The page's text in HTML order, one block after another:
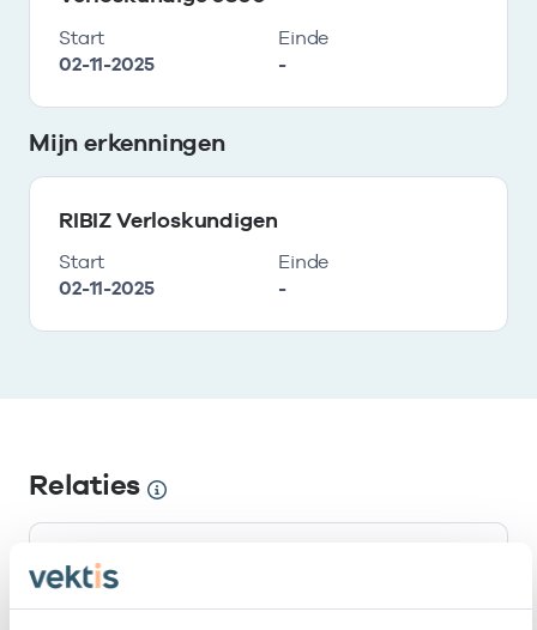
Start
02-11-2025
Einde
-
Mijn erkenningen
RIBIZ Verloskundigen
Start
02-11-2025
Einde
-
Relaties